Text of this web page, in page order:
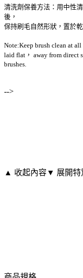
清洗劑保養方法：用中性
後，
保持刷毛自然形狀，置於
Note:Keep brush clean at
laid flat， away from
brushes.
-->
▲ 收起內容▼ 展開特